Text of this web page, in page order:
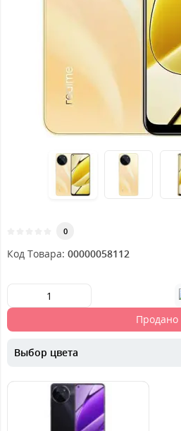
0
Код Товара: 00000058112
Продано
Выбор цвета